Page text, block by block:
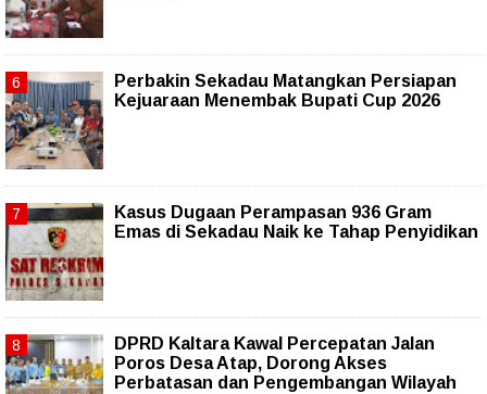
Perbakin Sekadau Matangkan Persiapan
Kejuaraan Menembak Bupati Cup 2026
Kasus Dugaan Perampasan 936 Gram
Emas di Sekadau Naik ke Tahap Penyidikan
DPRD Kaltara Kawal Percepatan Jalan
Poros Desa Atap, Dorong Akses
Perbatasan dan Pengembangan Wilayah